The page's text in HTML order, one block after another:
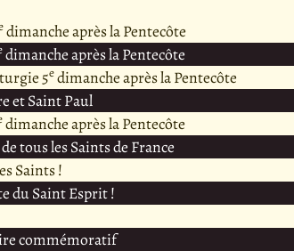
dimanche après la Pentecôte
dimanche après la Pentecôte
5edimanche après la Pentecôte
et Saint Paul
dimanche après la Pentecôte
tous les Saints de France
Saints !
du Saint Esprit !
commémoratif